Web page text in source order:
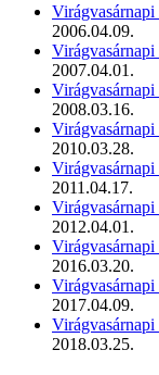
Virágvasárnapi
2006.04.09.
Virágvasárnapi
2007.04.01.
Virágvasárnapi
2008.03.16.
Virágvasárnapi
2010.03.28.
Virágvasárnapi
2011.04.17.
Virágvasárnapi
2012.04.01.
Virágvasárnapi
2016.03.20.
Virágvasárnapi
2017.04.09.
Virágvasárnapi
2018.03.25.